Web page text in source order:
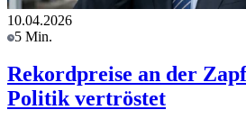
10.04.2026
5 Min.
Rekordpreise an der
Politik vertröstet